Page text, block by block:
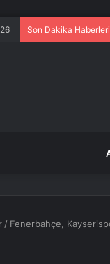
Son Dakika Haberleri
/ Fenerbahçe,